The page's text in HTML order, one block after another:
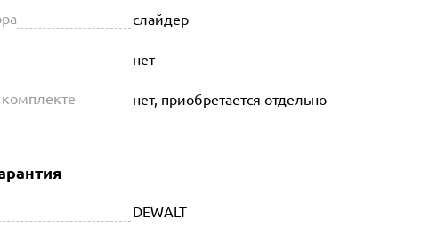
слайдер
нет
комплекте нет, приобретается отдельно
DEWALT